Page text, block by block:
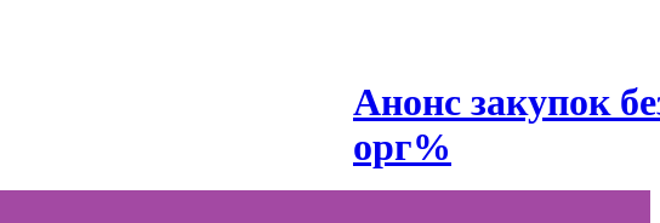
Анонс закупок
орг%